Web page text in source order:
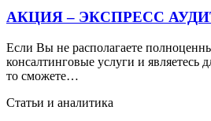
АКЦИЯ – ЭКСПРЕСС АУДИТ
Если Вы не располагаете
консалтинговые услуги и являетесь
то сможете…
Статьи и аналитика